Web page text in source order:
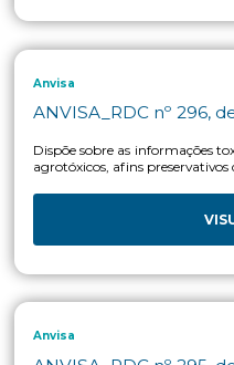
Mapa
MAPA IBAMA
29 de setembro de
Estabelece
processos pendentes de
pré-misturas e produtos
fins de atendimento ao